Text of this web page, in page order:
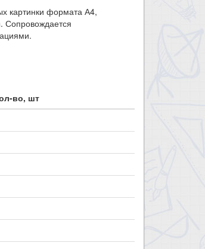
картинки формата А4,
Сопровождается
во, шт